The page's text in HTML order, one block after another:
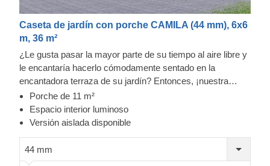
Caseta de jardín con porche CAMILA (44 mm), 6x6
m, 36 m²
¿Le gusta pasar la mayor parte de su tiempo al aire libre y
le encantaría hacerlo cómodamente sentado en la
encantadora terraza de su jardín? Entonces, ¡nuestra
caseta de jardín CAMILA podría ser lo que está buscando!
Elija el lugar de descanso en función de su estado de
ánimo y del tiempo que haga en el exterior. Su espaciosa y
de su espacio vital pero al aire libre. Transfórmela en un
lugar para un almuerzo o por qué no, una barbacoa. ¡Invite
Porche de 11 m²
Espacio interior luminoso
Versión aislada disponible
44 mm